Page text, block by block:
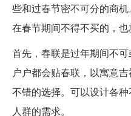
些和过春节密不可分的商
在春节期间不得不买的，也
首先，春联是过年期间不
户户都会贴春联，以寓意
不错的选择。可以设计各
人群的需求。